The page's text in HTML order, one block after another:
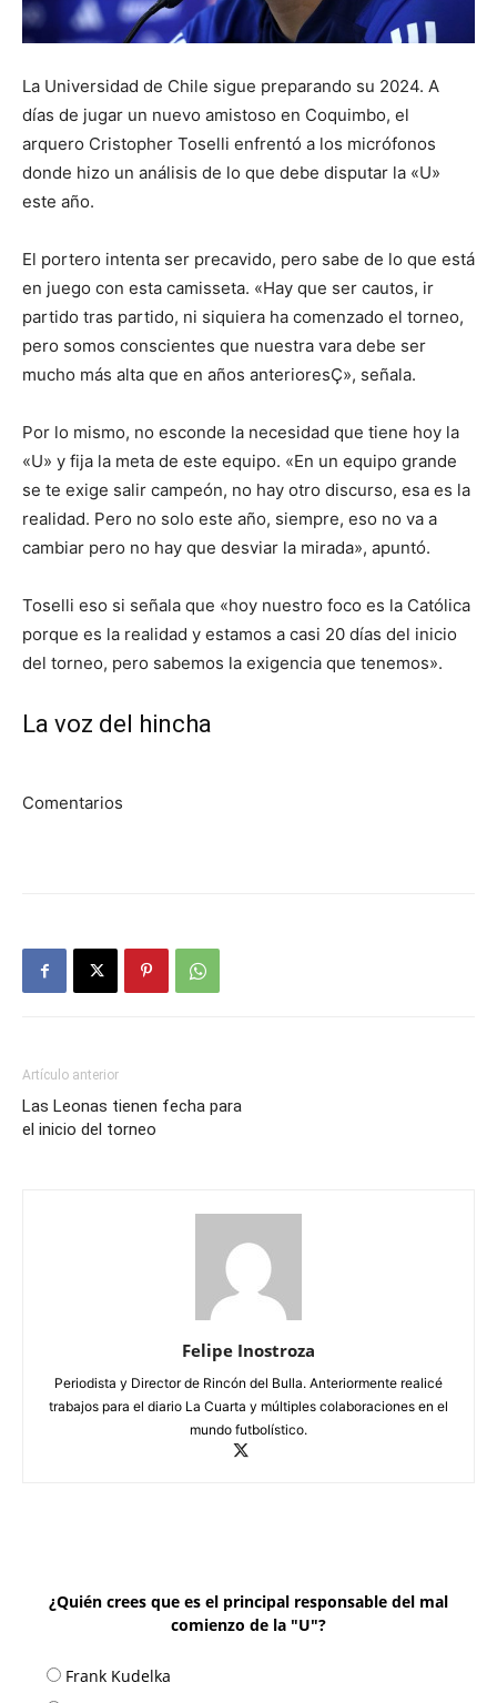
La Universidad de Chile sigue preparando su 2024. A
días de jugar un nuevo amistoso en Coquimbo, el
arquero Cristopher Toselli enfrentó a los micrófonos
donde hizo un análisis de lo que debe disputar la «U»
este año.
El portero intenta ser precavido, pero sabe de lo que está
en juego con esta camisseta. «Hay que ser cautos, ir
partido tras partido, ni siquiera ha comenzado el torneo,
pero somos conscientes que nuestra vara debe ser
mucho más alta que en años anterioresÇ», señala.
Por lo mismo, no esconde la necesidad que tiene hoy la
«U» y fija la meta de este equipo. «En un equipo grande
se te exige salir campeón, no hay otro discurso, esa es la
realidad. Pero no solo este año, siempre, eso no va a
cambiar pero no hay que desviar la mirada», apuntó.
Toselli eso si señala que «hoy nuestro foco es la Católica
porque es la realidad y estamos a casi 20 días del inicio
del torneo, pero sabemos la exigencia que tenemos».
La voz del hincha
Comentarios
Artículo anterior
Las Leonas tienen fecha para
el inicio del torneo
Felipe Inostroza
Periodista y Director de Rincón del Bulla. Anteriormente realicé
trabajos para el diario La Cuarta y múltiples colaboraciones en el
mundo futbolístico.
¿Quién crees que es el principal responsable del mal
comienzo de la "U"?
Frank Kudelka